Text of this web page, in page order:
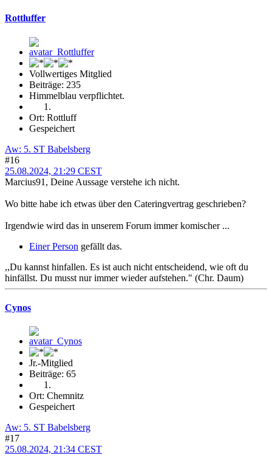
Rottluffer
Vollwertiges Mitglied
Beiträge: 235
Himmelblau verpflichtet.
Ort: Rottluff
Gespeichert
Aw: 5. ST Babelsberg
#16
25.08.2024, 21:29 CEST
Marcius91, Deine Aussage verstehe ich nicht.
Wo bitte habe ich etwas über den Cateringvertrag geschrieben?
Irgendwie wird das in unserem Forum immer komischer ...
Einer Person gefällt das.
,,Du kannst hinfallen. Es ist auch nicht entscheidend, wie oft du
hinfällst. Du musst nur immer wieder aufstehen." (Chr. Daum)
Cynos
Jr.-Mitglied
Beiträge: 65
Ort: Chemnitz
Gespeichert
Aw: 5. ST Babelsberg
#17
25.08.2024, 21:34 CEST